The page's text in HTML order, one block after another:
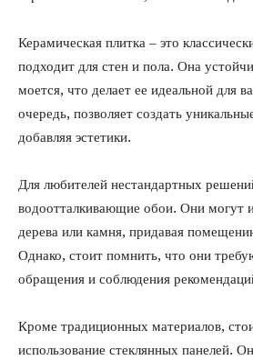
Керамическая плитка – это
подходит для стен и пола. Она
моется, что делает ее идеальной для
очередь, позволяет создать
добавляя эстетики.
Для любителей нестандартных
водоотталкивающие обои. Они могут
дерева или камня, придавая
Однако, стоит помнить, что они
обращения и соблюдения
Кроме традиционных материалов,
использование стеклянных панелей.